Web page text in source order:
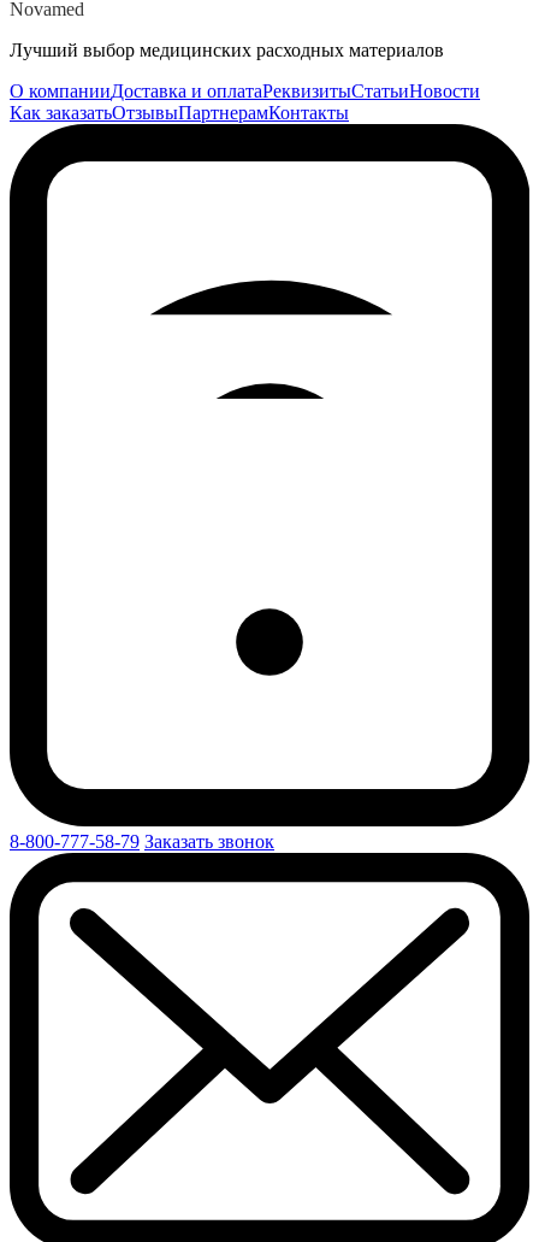
Novamed
Лучший выбор медицинских расходных материалов
О компанииДоставка и оплатаРеквизитыСтатьиНовости
Как заказатьОтзывыПартнерамКонтакты
8-800-777-58-79 Заказать звонок